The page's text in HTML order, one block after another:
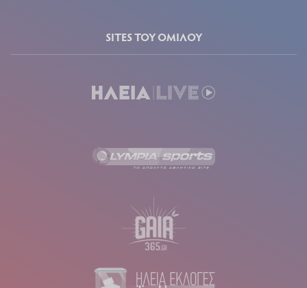
SITES ΤΟΥ ΟΜΙΛΟΥ